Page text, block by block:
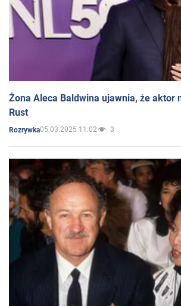
Żona Aleca Baldwina ujawnia, że aktor
Rust
Rozrywka05.03.2025 11:02 3